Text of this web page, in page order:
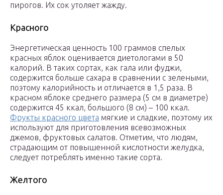
пирогов. Их сок утоляет жажду.
Красного
Энергетическая ценность 100 граммов спелых
красных яблок оценивается диетологами в 50
калорий. В таких сортах, как гала или фуджи,
содержится больше сахара в сравнении с зелеными,
поэтому калорийность и отличается в 1,5 раза. В
красном яблоке среднего размера (5 см в диаметре)
содержится 45 ккал, большого (8 см) – 100 ккал.
Фрукты красного цвета мягкие и сладкие, поэтому их
используют для приготовления всевозможных
джемов, фруктовых салатов. Отметим, что людям,
страдающим от повышенной кислотности желудка,
следует потреблять именно такие сорта.
Желтого